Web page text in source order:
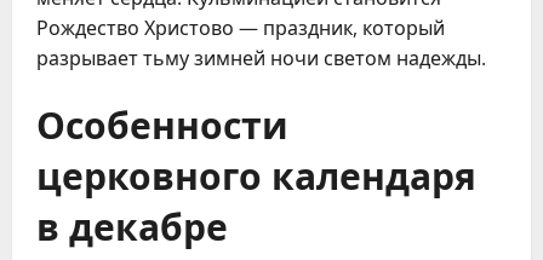
Рождество Христово — праздник, который
разрывает тьму зимней ночи светом надежды.
Особенности
церковного календаря
в декабре